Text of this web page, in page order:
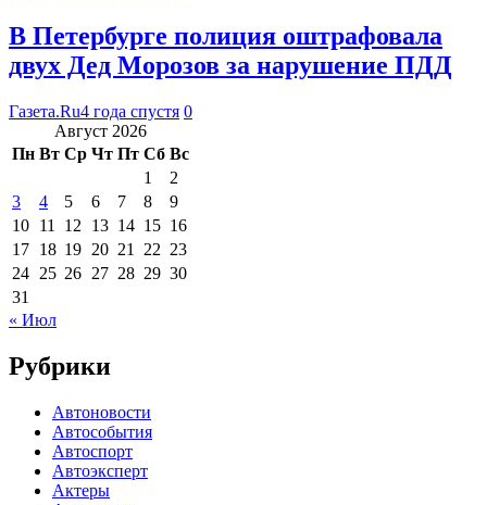
В Петербурге полиция оштрафовала
двух Дед Морозов за нарушение ПДД
Газета.Ru4 года спустя 0
Август 2026
Пн Вт Ср Чт Пт Сб Вс
1
2
3
4 5 6 7 8
9
10 11 12 13 14 15 16
17 18 19 20 21 22 23
24 25 26 27 28 29 30
31
« Июл
Рубрики
Автоновости
Автособытия
Автоспорт
Автоэксперт
Актеры